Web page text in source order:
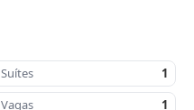
Suítes
1
Vagas
1